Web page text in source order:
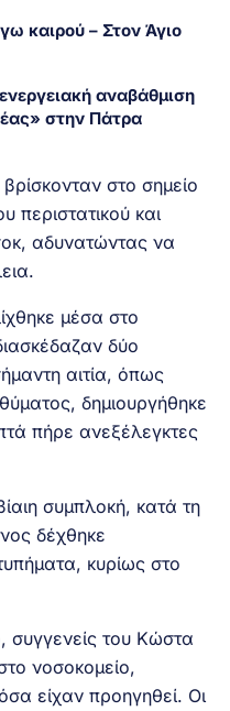
καιρού – Στον Άγιο
αναβάθμιση
στην Πάτρα
στο σημείο
περιστατικού και
αδυνατώντας να
μέσα στο
δύο
αιτία, όπως
δημιουργήθηκε
πήρε ανεξέλεγκτες
συμπλοκή, κατά τη
δέχθηκε
κυρίως στο
του Κώστα
νοσοκομείο,
είχαν προηγηθεί. Οι